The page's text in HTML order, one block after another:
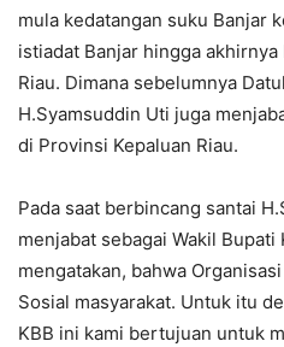
mula kedatangan suku Banjar
istiadat Banjar hingga
Riau. Dimana sebelumnya
H.Syamsuddin Uti juga
di Provinsi Kepaluan Riau.
Pada saat berbincang santai
menjabat sebagai Wakil Bupati
mengatakan, bahwa
Sosial masyarakat. Untuk itu
KBB ini kami bertujuan untuk